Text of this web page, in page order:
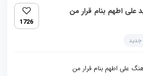
علی اطهم بنام قرار من
1726
جدید
علی اطهم بنام قرار من